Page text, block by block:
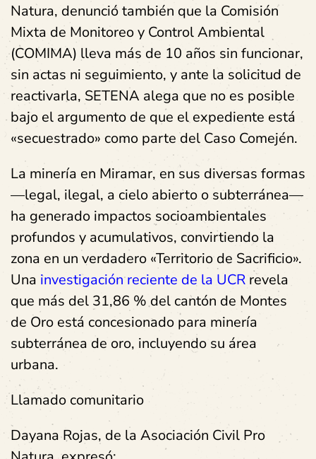
Natura, denunció también que la Comisión
Mixta de Monitoreo y Control Ambiental
(COMIMA) lleva más de 10 años sin funcionar,
sin actas ni seguimiento, y ante la solicitud de
reactivarla, SETENA alega que no es posible
bajo el argumento de que el expediente está
«secuestrado» como parte del Caso Comején.
La minería en Miramar, en sus diversas formas
—legal, ilegal, a cielo abierto o subterránea—
ha generado impactos socioambientales
profundos y acumulativos, convirtiendo la
zona en un verdadero «Territorio de Sacrificio».
Una investigación reciente de la UCR revela
que más del 31,86 % del cantón de Montes
de Oro está concesionado para minería
subterránea de oro, incluyendo su área
urbana.
Llamado comunitario
Dayana Rojas, de la Asociación Civil Pro